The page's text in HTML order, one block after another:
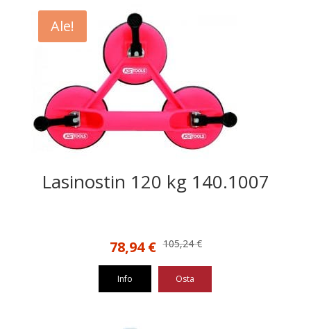
Ale!
Lasinostin 120 kg 140.1007
105,24€
Alkuperäinen
105,24 €.
78,94€Nykyinen
78,94 €.
Info Osta